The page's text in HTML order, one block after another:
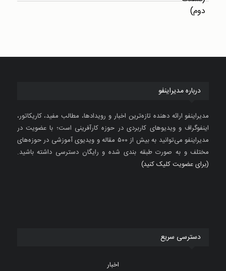
درباره مدیراینفو
مدیراینفو ارائه دهنده تازه‌ترین اخبار و رویدادها، مطالب مفید، کاریکاتور،
اینفوگراف و ویدیوهای کاربردی در حوزه کارآفرینی است؛ با عضویت در
مدیراینفو می‌توانید به بیش از ۵۰۰ مقاله و ویدیوی آموزشی در حوزه‌های
مختلف و به صورت طبقه بندی شده و رایگان دسترسی داشته باشید.
(برای عضویت کلیک کنید)
دسترسی سریع
اخبار